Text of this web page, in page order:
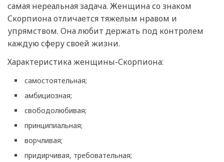
самая нереальная задача. Женщина со знаком
Скорпиона отличается тяжелым нравом и
упрямством. Она любит держать под контролем
каждую сферу своей жизни.
Характеристика женщины-Скорпиона:
самостоятельная;
амбициозная;
свободолюбивая;
принципиальная;
ворчливая;
придирчивая, требовательная;